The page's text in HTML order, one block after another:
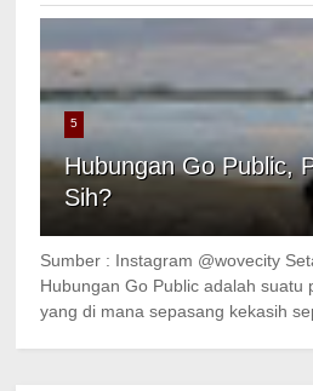
5
Hubungan Go Public,
Sih?
Sumber : Instagram @wovecity
Hubungan Go Public adalah suatu
yang di mana sepasang kekasih